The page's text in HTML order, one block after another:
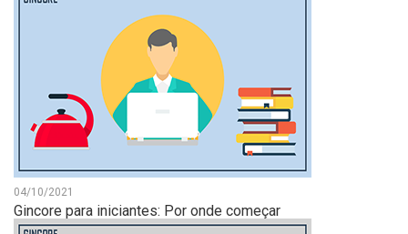
04/10/2021
Gincore para iniciantes: Por onde começar